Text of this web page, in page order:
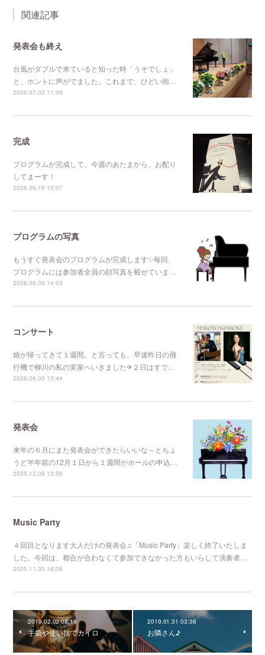
関連記事
発表会も終え
台風がダブルで来ていると知った時「うそでしょ」
と、ホントに声がでました。これまで、ひどい雨…
2026.07.02 11:39
完成
プログラムが完成して、今週のあたまから、お配り
してまーす！
2026.06.19 15:07
プログラムの写真
もうすぐ発表会のプログラムが完成します✨毎回、
プログラムには参加者全員の顔写真を載せていま…
2026.06.09 14:03
コンサート
娘が帰ってきて１週間。と言っても、早速昨日の飛
行機で柳川の私の実家へいきました✈２日はすで…
2026.06.03 15:44
発表会
来年の６月にまた発表会ができたらいいな～とちょ
うど半年前の12月１日から１週間がホールの申込…
2025.12.09 13:56
Music Party
４回目となります大人だけの発表会♫「Music Party」楽しく終了いたしま
した。今回は、都合が合わなくて参加できなかった方もいらして演奏者…
2025.11.30 18:06
2019.02.02 08:19
手袋や使い捨てカイロ
2019.01.31 03:36
お隣さん♪